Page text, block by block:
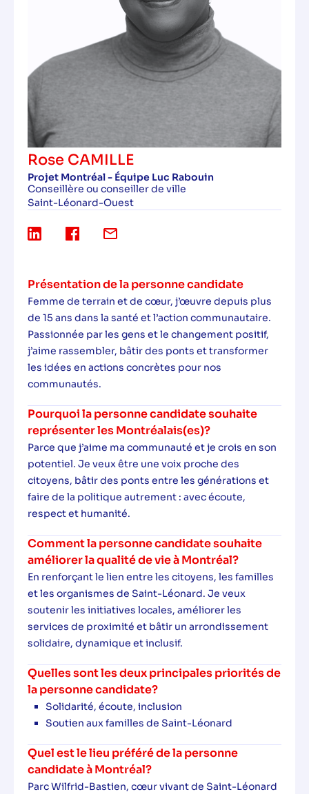
Rose CAMILLE
Projet Montréal - Équipe Luc Rabouin
Conseillère ou conseiller de ville
Saint-Léonard-Ouest
Présentation de la personne candidate
Femme de terrain et de cœur, j’œuvre depuis plus
de 15 ans dans la santé et l’action communautaire.
Passionnée par les gens et le changement positif,
j’aime rassembler, bâtir des ponts et transformer
les idées en actions concrètes pour nos
communautés.
Pourquoi la personne candidate souhaite
représenter les Montréalais(es)?
Parce que j’aime ma communauté et je crois en son
potentiel. Je veux être une voix proche des
citoyens, bâtir des ponts entre les générations et
faire de la politique autrement : avec écoute,
respect et humanité.
Comment la personne candidate souhaite
améliorer la qualité de vie à Montréal?
En renforçant le lien entre les citoyens, les familles
et les organismes de Saint-Léonard. Je veux
soutenir les initiatives locales, améliorer les
services de proximité et bâtir un arrondissement
solidaire, dynamique et inclusif.
Quelles sont les deux principales priorités de
la personne candidate?
Solidarité, écoute, inclusion
Soutien aux familles de Saint-Léonard
Quel est le lieu préféré de la personne
candidate à Montréal?
Parc Wilfrid-Bastien, cœur vivant de Saint-Léonard